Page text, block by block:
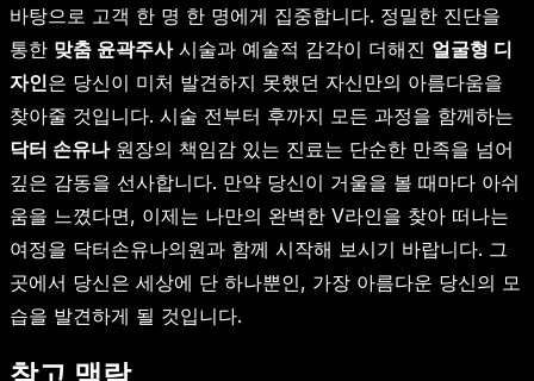
바탕으로 고객 한 명 한 명에게 집중합니다. 정밀한 진단을
통한 맞춤 윤곽주사시술과 예술적 감각이 더해진 얼굴형 디
자인은 당신이 미처 발견하지 못했던 자신만의 아름다움을
찾아줄 것입니다. 시술 전부터 후까지 모든 과정을 함께하는
닥터 손유나원장의 책임감 있는 진료는 단순한 만족을 넘어
깊은 감동을 선사합니다. 만약 당신이 거울을 볼 때마다 아쉬
움을 느꼈다면, 이제는 나만의 완벽한 V라인을 찾아 떠나는
여정을 닥터손유나의원과 함께 시작해 보시기 바랍니다. 그
곳에서 당신은 세상에 단 하나뿐인, 가장 아름다운 당신의 모
습을 발견하게 될 것입니다.